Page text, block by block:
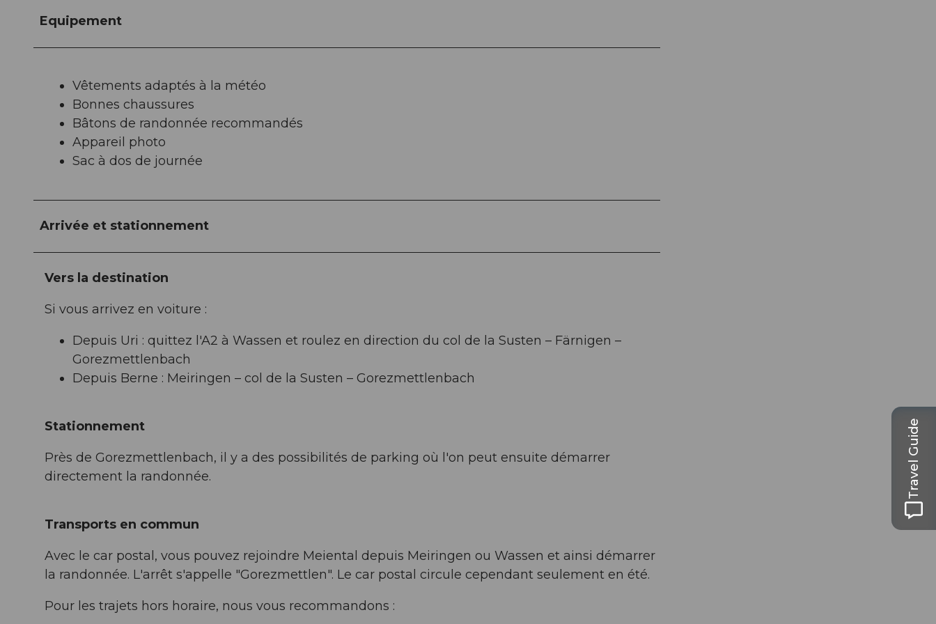
Equipement
Vêtements adaptés à la météo
Bonnes chaussures
Bâtons de randonnée recommandés
Appareil photo
Sac à dos de journée
Arrivée et stationnement
Vers la destination
Si vous arrivez en voiture :
Depuis Uri : quittez l'A2 à Wassen et roulez en direction du col de la Susten – Färnigen –
Gorezmettlenbach
Depuis Berne : Meiringen – col de la Susten – Gorezmettlenbach
Stationnement
Près de Gorezmettlenbach, il y a des possibilités de parking où l'on peut ensuite démarrer
directement la randonnée.
Transports en commun
Avec le car postal, vous pouvez rejoindre Meiental depuis Meiringen ou Wassen et ainsi démarrer
la randonnée. L'arrêt s'appelle "Gorezmettlen". Le car postal circule cependant seulement en été.
Pour les trajets hors horaire, nous vous recommandons :
Travel Guide